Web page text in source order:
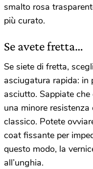
smalto rosa
più curato.
Se avete fretta…
Se siete di fretta,
asciugatura rapida: in
asciutto. Sappiate
una minore
classico. Potete
coat fissante per
questo modo, la
all’unghia.